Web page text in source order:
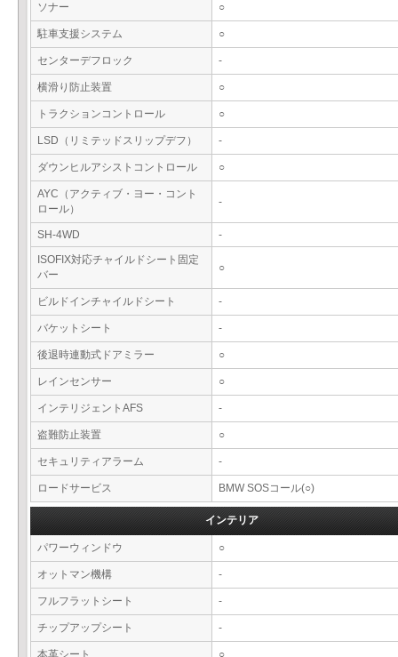
ソナー ○
駐車支援システム ○
センターデフロック -
横滑り防止装置 ○
トラクションコントロール ○
LSD（リミテッドスリップデフ） -
ダウンヒルアシストコントロール ○
AYC（アクティブ・ヨー・コント
ロール）
-
SH-4WD
-
ISOFIX対応チャイルドシート固定
バー
○
ビルドインチャイルドシート -
バケットシート -
後退時連動式ドアミラー ○
レインセンサー ○
インテリジェントAFS -
盗難防止装置 ○
セキュリティアラーム -
ロードサービス BMW SOSコール(○)
インテリア
パワーウィンドウ ○
オットマン機構 -
フルフラットシート -
チップアップシート -
本革シート ○